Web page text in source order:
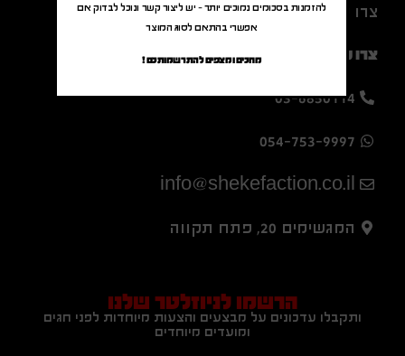
צרו קשר
צרו קשר
03-6850114
054-753-9997
info@shekefaction.co.il
המגשימים 20, פתח תקווה
הרשמו לניוזלטר שלנו
ותקבלו עדכונים על מבצעים והצעות מיוחדות לפני חגים
ומועדים מיוחדים
להזמנות בסכומים נמוכים יותר – יש ליצור קשר ונוכל לבדוק אם
אפשרי בהתאם לסוג המוצר
מחכים ומצפים להתרשמותכם !